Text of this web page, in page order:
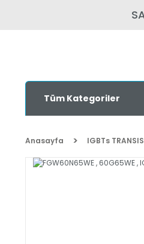
Tüm Kategoriler
Anasayfa IGBTs